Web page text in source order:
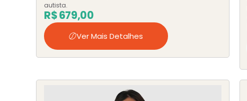
autista.
R$679,00
Ver Mais Detalhes